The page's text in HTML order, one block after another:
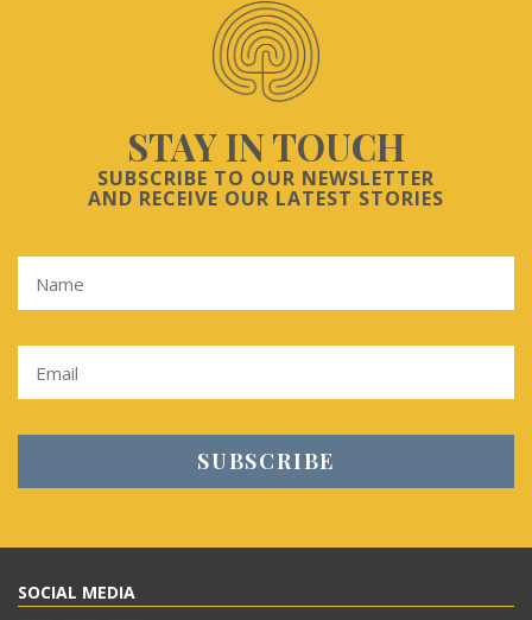
STAY IN TOUCH
SUBSCRIBE TO OUR NEWSLETTER
AND RECEIVE OUR LATEST STORIES
SOCIAL MEDIA